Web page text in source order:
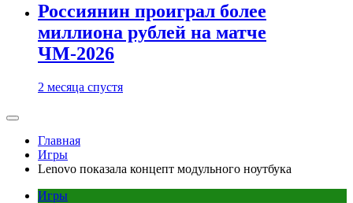
Россиянин проиграл более
миллиона рублей на матче
ЧМ-2026
2 месяца спустя
Главная
Игры
Lenovo показала концепт модульного ноутбука
Игры